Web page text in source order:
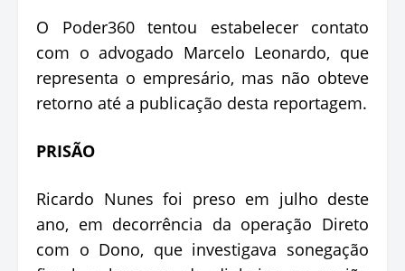
O Poder360 tentou estabelecer contato
com o advogado Marcelo Leonardo, que
representa o empresário, mas não obteve
retorno até a publicação desta reportagem.
PRISÃO
Ricardo Nunes foi preso em julho deste
ano, em decorrência da operação Direto
com o Dono, que investigava sonegação